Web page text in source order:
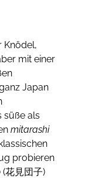
Knödel,
mit einer
Japan
süße als
mitarashi
probieren
(花見団子)